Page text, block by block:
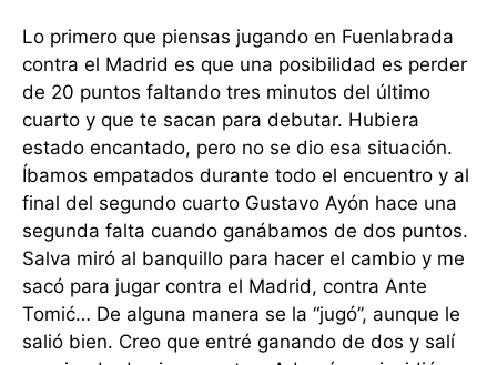
Lo primero que piensas jugando en Fuenlabrada
contra el Madrid es que una posibilidad es perder
de 20 puntos faltando tres minutos del último
cuarto y que te sacan para debutar. Hubiera
estado encantado, pero no se dio esa situación.
Íbamos empatados durante todo el encuentro y al
final del segundo cuarto Gustavo Ayón hace una
segunda falta cuando ganábamos de dos puntos.
Salva miró al banquillo para hacer el cambio y me
sacó para jugar contra el Madrid, contra Ante
Tomić… De alguna manera se la “jugó”, aunque le
salió bien. Creo que entré ganando de dos y salí